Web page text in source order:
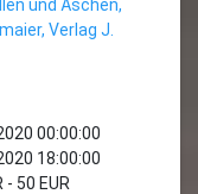
und Äschen,
Verlag J.
00:00:00
18:00:00
- 50 EUR